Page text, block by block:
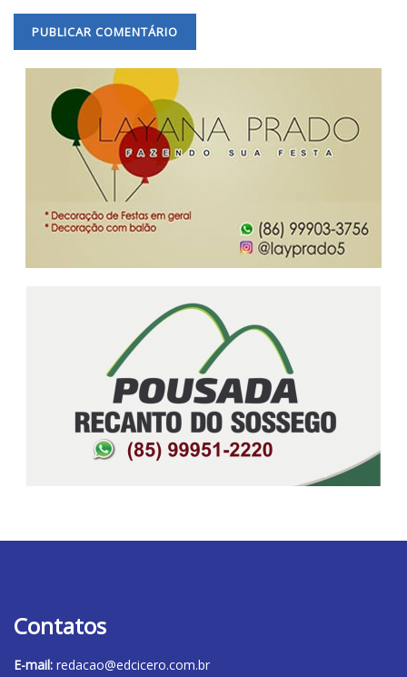
Contatos
E-mail: redacao@edcicero.com.br